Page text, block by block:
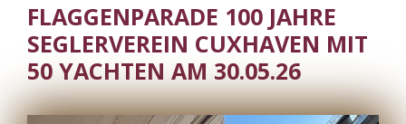
FLAGGENPARADE 100 JAHRE
SEGLERVEREIN CUXHAVEN MIT
50 YACHTEN AM 30.05.26